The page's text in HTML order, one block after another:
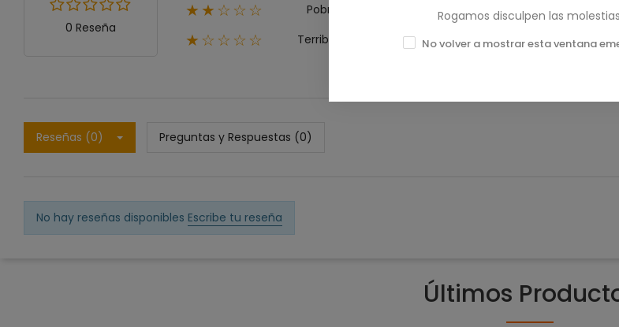
0 Reseña
★★☆☆☆ Pobre
★☆☆☆☆ Terrible 0
Reseñas (0) Preguntas y Respuestas (0)
No hay reseñas disponibles Escribe tu reseña
Últimos
Rogamos disculpen las
No volver a mostrar esta ventana